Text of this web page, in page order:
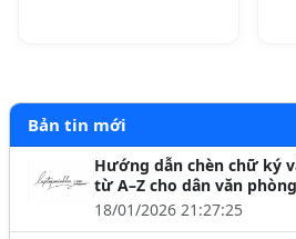
Bản tin mới
Hướng dẫn chèn chữ ký
từ A–Z cho dân văn phòng
18/01/2026 21:27:25